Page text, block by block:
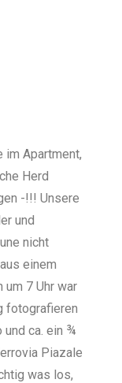
im Apartment,
Herd
-!!! Unsere
und
nicht
einem
um 7 Uhr war
fotografieren
und ca. ein ¾
Piazale
was los,